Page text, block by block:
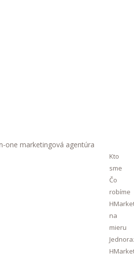
Kto
sme
Čo
robíme
na
mieru